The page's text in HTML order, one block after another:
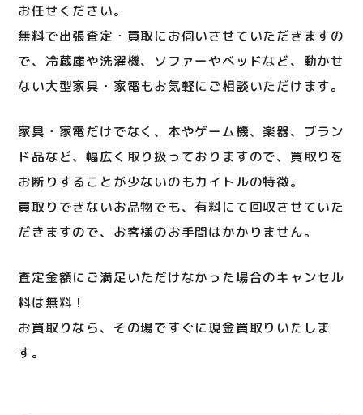
お任せください。
無料で出張査定・買取にお伺いさせていただきますの
で、冷蔵庫や洗濯機、ソファーやベッドなど、動かせ
ない大型家具・家電もお気軽にご相談いただけます。
家具・家電だけでなく、本やゲーム機、楽器、ブラン
ド品など、幅広く取り扱っておりますので、買取りを
お断りすることが少ないのもカイトルの特徴。
買取りできないお品物でも、有料にて回収させていた
だきますので、お客様のお手間はかかりません。
査定金額にご満足いただけなかった場合のキャンセル
料は無料！
お買取りなら、その場ですぐに現金買取りいたしま
す。